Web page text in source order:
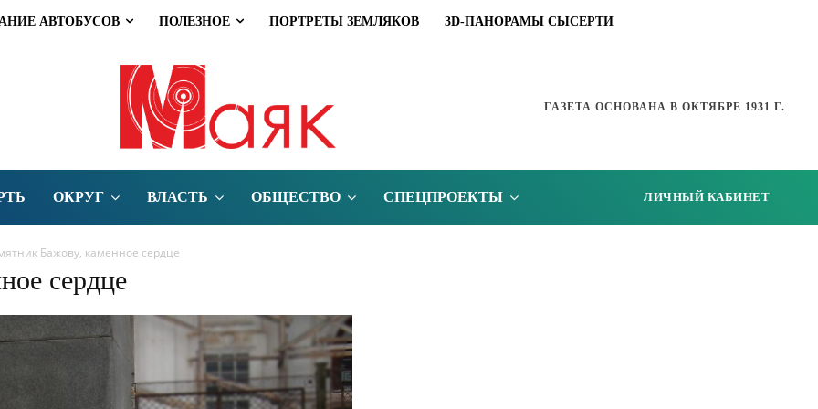
АВТОБУСОВ ПОЛЕЗНОЕ ПОРТРЕТЫ ЗЕМЛЯКОВ 3D-ПАНОРАМЫ СЫСЕРТИ
ГАЗЕТА ОСНОВАНА В ОКТЯБРЕ 1931 Г.
ОКРУГ ВЛАСТЬ ОБЩЕСТВО СПЕЦПРОЕКТЫ ЛИЧНЫЙ КАБИНЕТ
Бажову, каменное сердце
сердце